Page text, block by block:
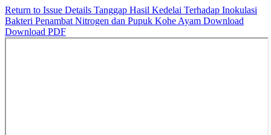
Return to Issue Details Tanggap Hasil Kedelai Terhadap Inokulasi
Bakteri Penambat Nitrogen dan Pupuk Kohe Ayam Download
Download PDF